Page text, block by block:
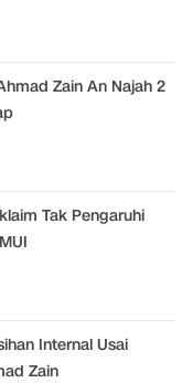
Zain An Najah 2
Tak Pengaruhi
Internal Usai
Zain